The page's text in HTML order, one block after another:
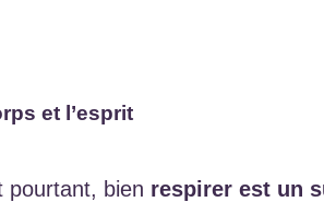
et l’esprit
pourtant, bien respirer est un